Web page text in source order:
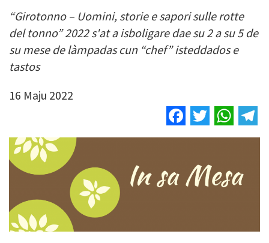
“Girotonno – Uomini, storie e sapori sulle rotte
del tonno” 2022 s'at a isboligare dae su 2 a su 5 de
su mese de làmpadas cun “chef” isteddados e
tastos
16 Maju 2022
Facebook
Twitter